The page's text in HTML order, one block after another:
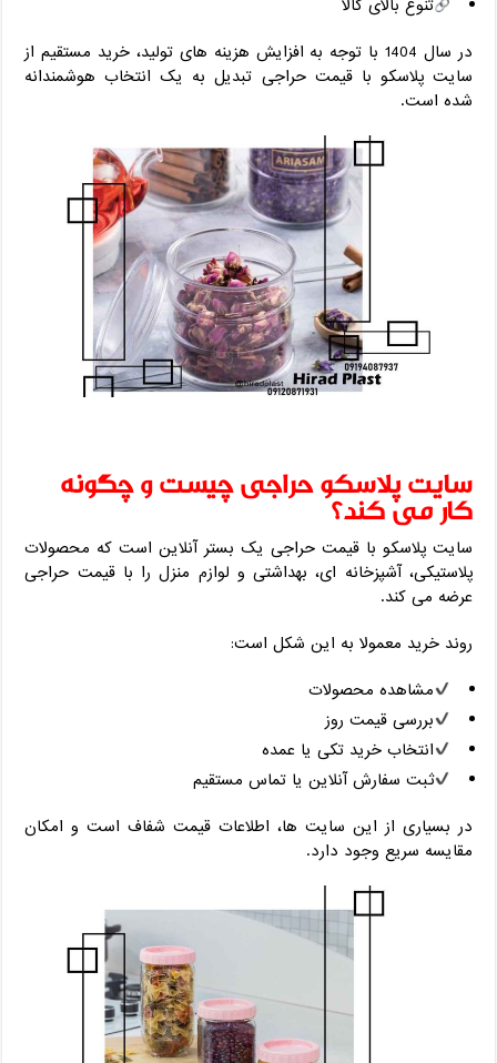
تنوع بالای کالا
در سال 1404 با توجه به افزایش هزینه‌ های تولید، خرید مستقیم از
سایت پلاسکو با قیمت حراجی تبدیل به یک انتخاب هوشمندانه
شده است.
سایت پلاسکو حراجی چیست و چگونه
کار می‌ کند؟
سایت پلاسکو با قیمت حراجی یک بستر آنلاین است که محصولات
پلاستیکی، آشپزخانه ‌ای، بهداشتی و لوازم منزل را با قیمت حراجی
عرضه می ‌کند.
روند خرید معمولا به این شکل است:
مشاهده محصولات
بررسی قیمت روز
انتخاب خرید تکی یا عمده
ثبت سفارش آنلاین یا تماس مستقیم
در بسیاری از این سایت ‌ها، اطلاعات قیمت شفاف است و امکان
مقایسه سریع وجود دارد.